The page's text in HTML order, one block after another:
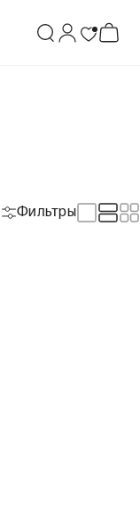
Фильтры